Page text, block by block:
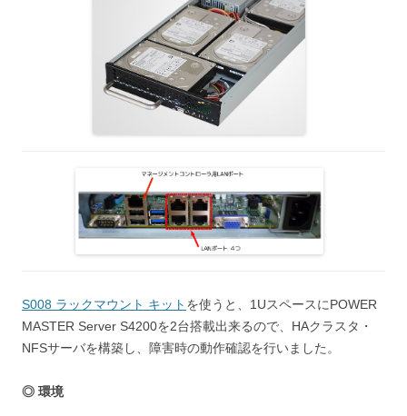
S008 ラックマウント キット を使うと、1UスペースにPOWER
MASTER Server S4200を2台搭載出来るので、HAクラスタ・
NFSサーバを構築し、障害時の動作確認を行いました。
◎ 環境